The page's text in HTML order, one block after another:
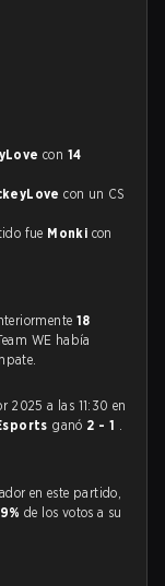
con 14
con un CS
fue Monki con
18
WE había
2025 a las 11:30 en
ganó 2 - 1 .
en este partido,
de los votos a su